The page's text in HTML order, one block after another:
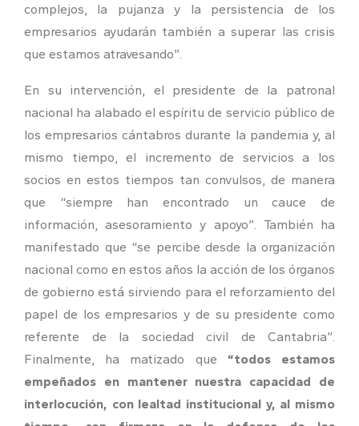
complejos, la pujanza y la persistencia de los
empresarios ayudarán también a superar las crisis
que estamos atravesando”.
En su intervención, el presidente de la patronal
nacional ha alabado el espíritu de servicio público de
los empresarios cántabros durante la pandemia y, al
mismo tiempo, el incremento de servicios a los
socios en estos tiempos tan convulsos, de manera
que “siempre han encontrado un cauce de
información, asesoramiento y apoyo”. También ha
manifestado que “se percibe desde la organización
nacional como en estos años la acción de los órganos
de gobierno está sirviendo para el reforzamiento del
papel de los empresarios y de su presidente como
referente de la sociedad civil de Cantabria”.
Finalmente, ha matizado que “todos estamos
empeñados en mantener nuestra capacidad de
interlocución, con lealtad institucional y, al mismo